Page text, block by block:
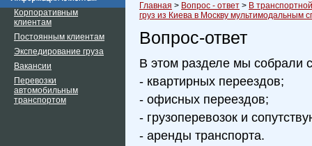
Корпоративным
клиентам
Постоянным клиентам
Экспедирование груза
Вакансии
Перевозки
автомобильным
транспортом
Главная > Вопрос - ответ > В
груз из Киева в Москву мультимодальным
Вопрос-ответ
В этом разделе мы собрали
- квартирных переездов;
- офисных переездов;
- грузоперевозок и
- аренды транспорта.